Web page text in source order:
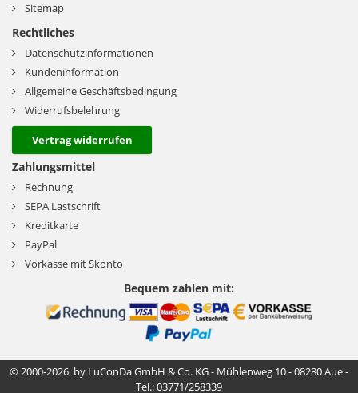
Sitemap
Rechtliches
Datenschutzinformationen
Kundeninformation
Allgemeine Geschäftsbedingung
Widerrufsbelehrung
Vertrag widerrufen
Zahlungsmittel
Rechnung
SEPA Lastschrift
Kreditkarte
PayPal
Vorkasse mit Skonto
Bequem zahlen mit:
© 2000-2026 by LuConDa GmbH & Co. KG - Mühlenweg 10 - 08280 Aue -
Tel.: 03771/258339